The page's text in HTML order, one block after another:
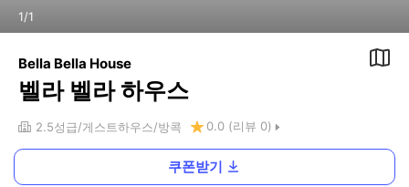
1/1
Bella Bella House
벨라 벨라 하우스
2.5성급 게스트하우스 방콕 0.0 (리뷰 0)
쿠폰받기